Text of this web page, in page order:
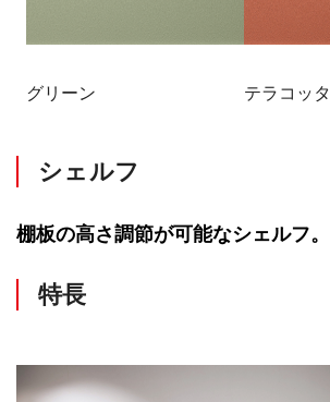
グリーン テラコッタ
シェルフ
棚板の高さ調節が可能なシェルフ。
特長